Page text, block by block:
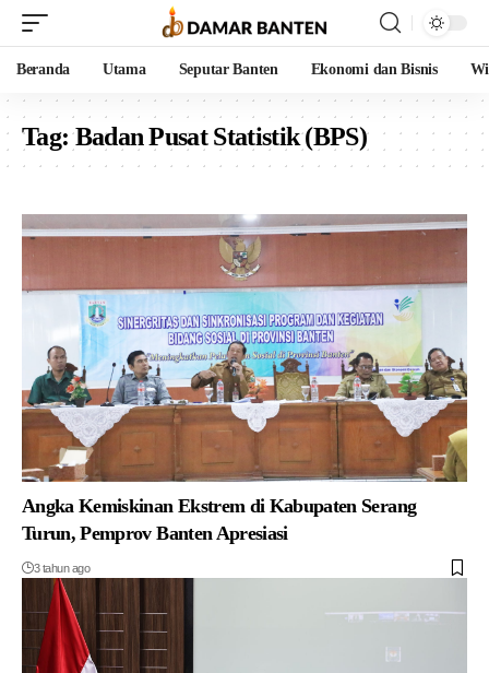
Beranda Utama Seputar Banten Ekonomi dan Bisnis
Tag:Badan Pusat Statistik (BPS)
Angka Kemiskinan Ekstrem di Kabupaten Serang
Turun, Pemprov Banten Apresiasi
3 tahun ago